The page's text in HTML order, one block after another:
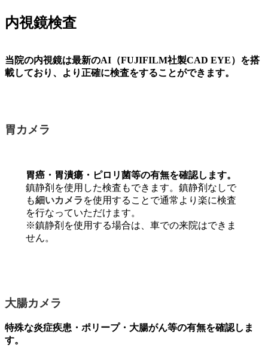
内視鏡検査
当院の内視鏡は最新のAI（FUJIFILM社製CAD EYE） を搭
載しており、より正確に検査をすることができます。
胃カメラ
胃癌・胃潰瘍・ピロリ菌等の有無を確認します。
鎮静剤を使用した検査もできます。鎮静剤なしで
も細いカメラ を使用することで通常より楽に検査
を行なっていただけます。
※鎮静剤を使用する場合は、車での来院はできま
せん。
大腸カメラ
特殊な炎症疾患・ポリープ・大腸がん等の有無を確認しま
す。